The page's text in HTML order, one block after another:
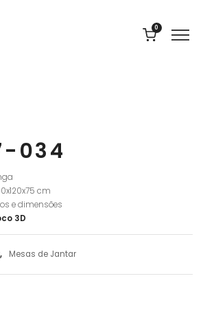
0
034
cm
e dimensões
3D
, Mesas de Jantar